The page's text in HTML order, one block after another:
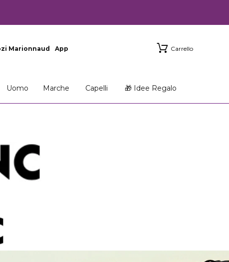
Marionnaud App Carrello
Uomo Marche Capelli 🎁 Idee Regalo